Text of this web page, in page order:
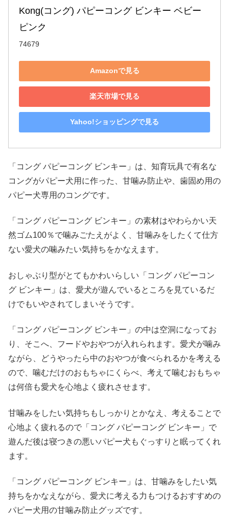
Kong(コング) パピーコング ビンキー ベビー
ピンク
74679
Amazonで見る
楽天市場で見る
Yahoo!ショッピングで見る
「コング パピーコング ビンキー」は、知育玩具で有名な
コングがパピー犬用に作った、甘噛み防止や、歯固め用の
パピー犬専用のコングです。
「コング パピーコング ビンキー」の素材はやわらかい天
然ゴム100％で噛みごたえがよく、甘噛みをしたくて仕方
ない愛犬の噛みたい気持ちをかなえます。
おしゃぶり型がとてもかわいらしい「コング パピーコン
グ ビンキー」は、愛犬が遊んでいるところを見ているだ
けでもいやされてしまいそうです。
「コング パピーコング ビンキー」の中は空洞になってお
り、そこへ、フードやおやつが入れられます。愛犬が噛み
ながら、どうやったら中のおやつが食べられるかを考える
ので、噛むだけのおもちゃにくらべ、考えて噛むおもちゃ
は何倍も愛犬を心地よく疲れさせます。
甘噛みをしたい気持ちもしっかりとかなえ、考えることで
心地よく疲れるので「コング パピーコング ビンキー」で
遊んだ後は寝つきの悪いパピー犬もぐっすりと眠ってくれ
ます。
「コング パピーコング ビンキー」は、甘噛みをしたい気
持ちをかなえながら、愛犬に考える力もつけるおすすめの
パピー犬用の甘噛み防止グッズです。